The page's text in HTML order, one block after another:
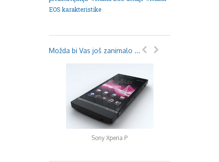
EOS karakteristike
Možda bi Vas još zanimalo ...
Sony Xperia P